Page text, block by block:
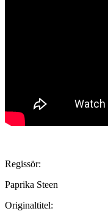
Regissör:
Paprika Steen
Originaltitel: